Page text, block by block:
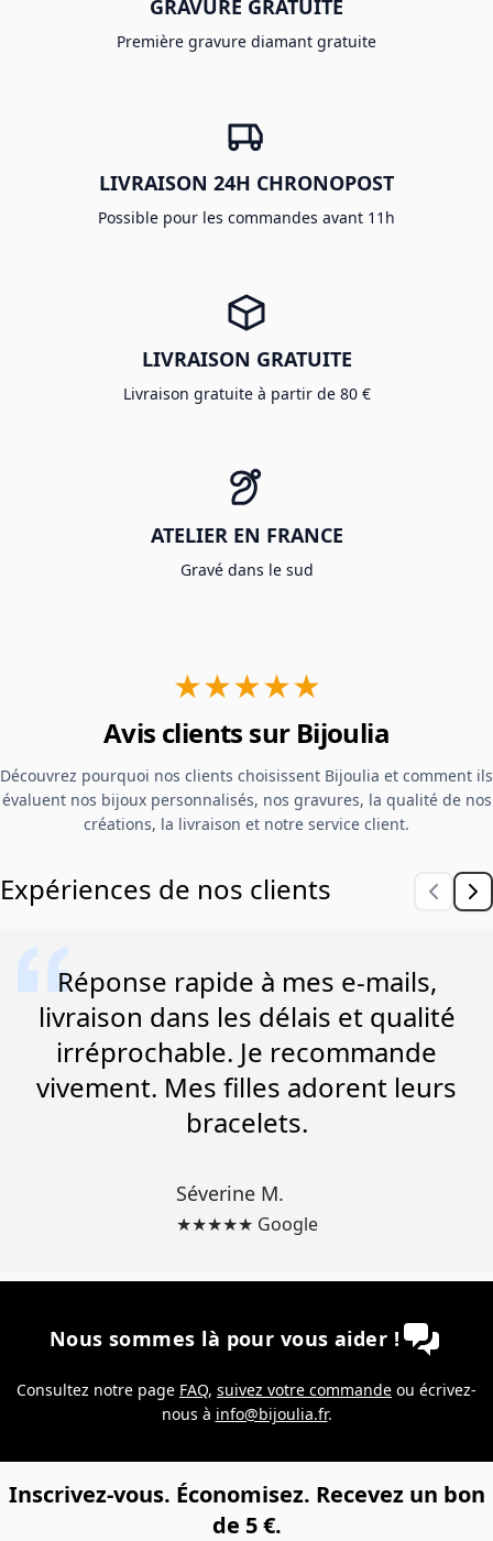
GRAVURE GRATUITE
Première gravure diamant gratuite
LIVRAISON 24H CHRONOPOST
Possible pour les commandes avant 11h
LIVRAISON GRATUITE
Livraison gratuite à partir de 80 €
ATELIER EN FRANCE
Gravé dans le sud
★★★★★
Avis clients sur Bijoulia
Découvrez pourquoi nos clients choisissent Bijoulia et comment ils
évaluent nos bijoux personnalisés, nos gravures, la qualité de nos
créations, la livraison et notre service client.
Expériences de nos clients
Réponse rapide à mes e-mails,
livraison dans les délais et qualité
irréprochable. Je recommande
vivement. Mes filles adorent leurs
bracelets.
Séverine M.
★★★★★ Google
Nous sommes là pour vous aider !
Consultez notre page FAQ, suivez votre commande ou écrivez-
nous à info@bijoulia.fr.
Inscrivez-vous. Économisez. Recevez un bon
de 5 €.